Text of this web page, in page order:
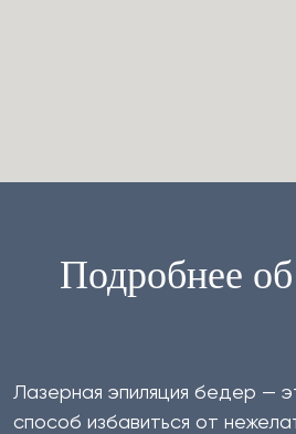
Подробнее
Лазерная эпиляция бедер —
способ избавиться от